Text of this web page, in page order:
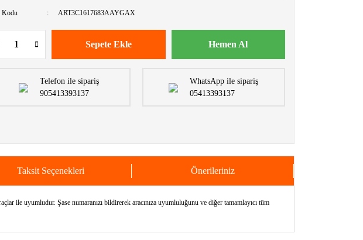
Kodu ART3C1617683AAYGAX
Sepete Ekle Hemen Al
Telefon ile sipariş
905413393137
WhatsApp ile sipariş
05413393137
Taksit Seçenekleri Önerileriniz
uyumludur. Şase numaranızı bildirerek aracınıza uyumluluğunu ve diğer tamamlayıcı tüm